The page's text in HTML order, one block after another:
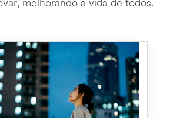
melhorando a vida de todos.